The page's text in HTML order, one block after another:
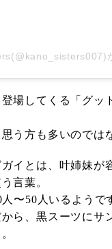
場してくる「グッ
う方も多いのでは
イとは、叶姉妹が
言葉。
〜50人いるようで
ら、黒スーツにサ